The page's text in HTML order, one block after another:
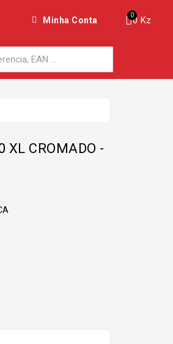
Minha Conta 0 Kz
XL CROMADO -